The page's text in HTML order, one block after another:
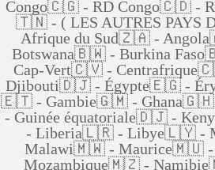
Congo🇨🇬 - RD Congo🇨🇩 -
🇹🇳 - ( LES AUTRES PAYS
Afrique du Sud🇿🇦 -
Botswana🇧🇼 - Burkina
Cap-Vert🇨🇻 -
Djibouti🇩🇯 - Égypte🇪🇬 -
🇪🇹 - Gambie🇬🇲 - Ghana🇬🇭
- Guinée équatoriale🇩🇯 -
- Liberia🇱🇷 - Libye🇱🇾 -
Malawi🇲🇼 - Maurice🇲🇺
Mozambique🇲🇿 -